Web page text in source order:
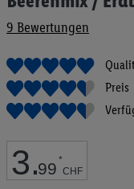
9 Bewertungen
Preis
3.99 *
CHF
Anfang
der
springen